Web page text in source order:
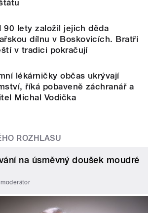
90 lety založil jejich děda
dílnu v Boskovicích. Bratři
v tradici pokračují
lékárničky občas ukrývají
říká pobaveně záchranář a
Michal Vodička
ROZHLASU
na úsměvný doušek moudré